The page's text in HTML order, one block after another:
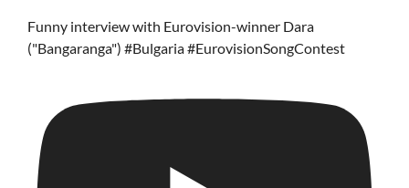
Funny interview with Eurovision-winner Dara
("Bangaranga") #Bulgaria #EurovisionSongContest